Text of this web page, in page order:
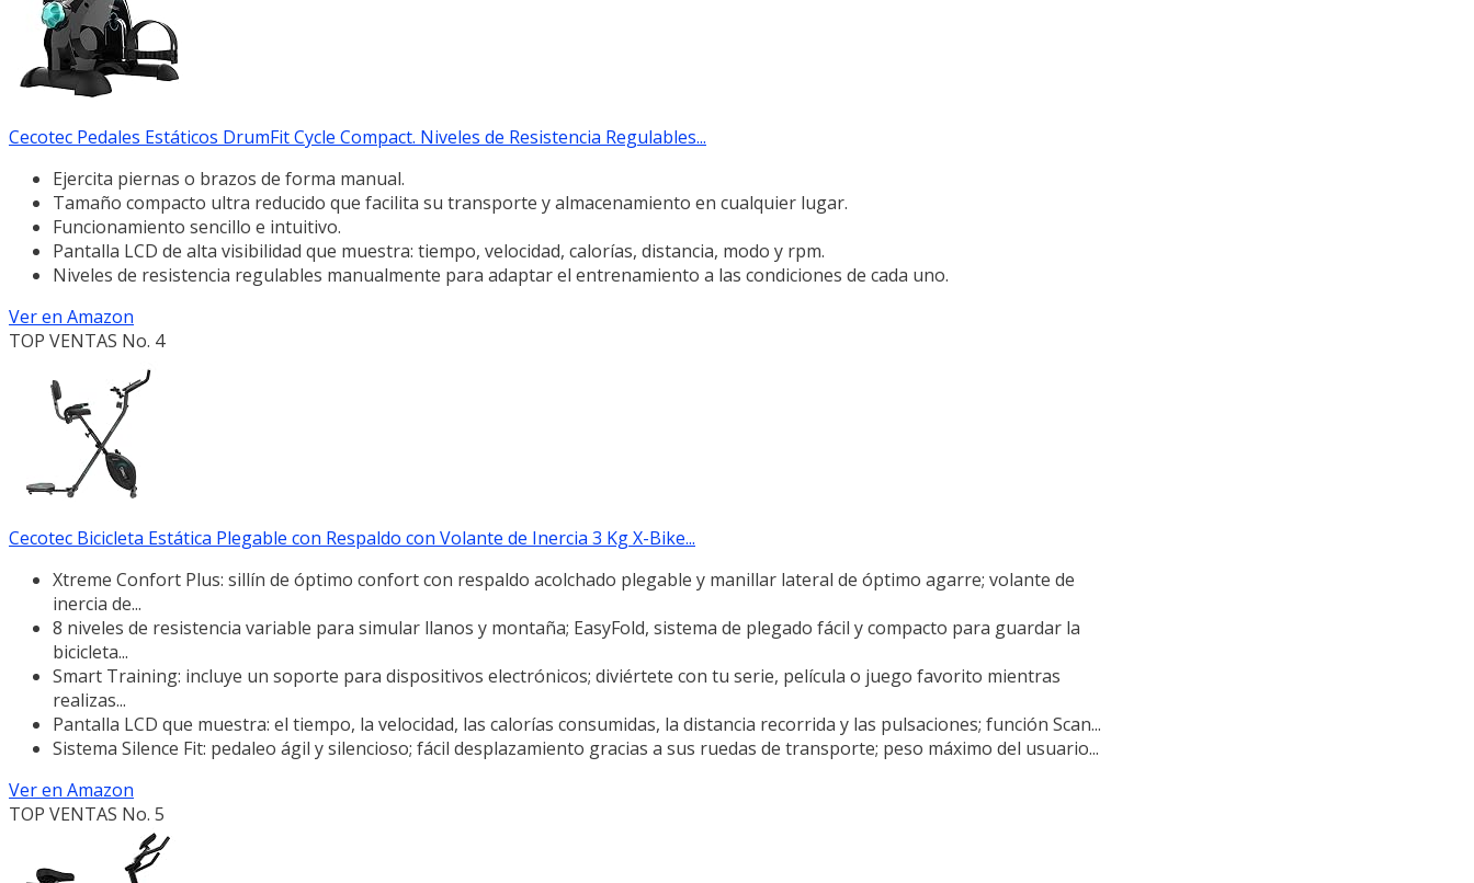
Cecotec Pedales Estáticos DrumFit Cycle Compact. Niveles de Resistencia Regulables...
Ejercita piernas o brazos de forma manual.
Tamaño compacto ultra reducido que facilita su transporte y almacenamiento en cualquier lugar.
Funcionamiento sencillo e intuitivo.
Pantalla LCD de alta visibilidad que muestra: tiempo, velocidad, calorías, distancia, modo y rpm.
Niveles de resistencia regulables manualmente para adaptar el entrenamiento a las condiciones de cada uno.
Ver en Amazon
TOP VENTAS No. 4
Cecotec Bicicleta Estática Plegable con Respaldo con Volante de Inercia 3 Kg X-Bike...
Xtreme Confort Plus: sillín de óptimo confort con respaldo acolchado plegable y manillar lateral de óptimo agarre; volante de
inercia de...
8 niveles de resistencia variable para simular llanos y montaña; EasyFold, sistema de plegado fácil y compacto para guardar la
bicicleta...
Smart Training: incluye un soporte para dispositivos electrónicos; diviértete con tu serie, película o juego favorito mientras
realizas...
Pantalla LCD que muestra: el tiempo, la velocidad, las calorías consumidas, la distancia recorrida y las pulsaciones; función Scan...
Sistema Silence Fit: pedaleo ágil y silencioso; fácil desplazamiento gracias a sus ruedas de transporte; peso máximo del usuario...
Ver en Amazon
TOP VENTAS No. 5